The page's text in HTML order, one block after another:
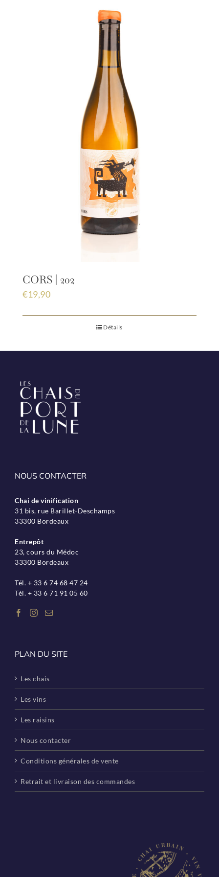
CORS | 202
€19,90
Détails
NOUS CONTACTER
Chai de vinification
31 bis, rue Barillet-Deschamps
33300 Bordeaux
Entrepôt
23, cours du Médoc
33300 Bordeaux
Tél. + 33 6 74 68 47 24
Tél. + 33 6 71 91 05 60
PLAN DU SITE
Les chais
Les vins
Les raisins
Nous contacter
Conditions générales de vente
Retrait et livraison des commandes